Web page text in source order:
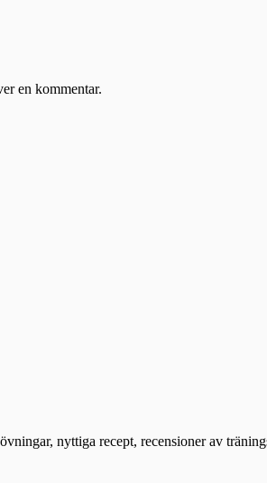
en kommentar.
nyttiga recept, recensioner av